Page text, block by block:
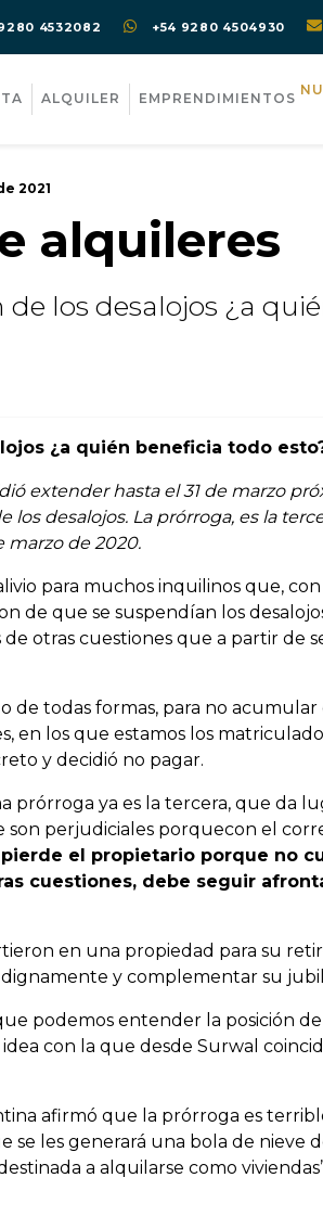
4532082 +54 9280 4504930
ALQUILER EMPRENDIMIENTOS
2021
alquileres
los desalojos ¿a
¿a quién beneficia todo
extender hasta el 31 de marzo
desalojos. La prórroga, es la
marzo de 2020.
para muchos inquilinos que, con
de que se suspendían los
otras cuestiones que a partir de
de todas formas, para no acumular
en los que estamos los
y decidió no pagar.
prórroga ya es la tercera, que da
perjudiciales porquecon el
el propietario porque no
cuestiones, debe seguir
en una propiedad para su
y complementar su
podemos entender la posición
con la que desde Surwal
afirmó que la prórroga es
les generará una bola de nieve
a alquilarse como